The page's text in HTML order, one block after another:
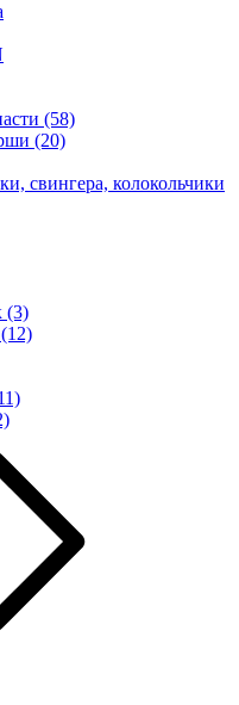
(58)
(20)
свингера, колокольчики
(3)
(12)